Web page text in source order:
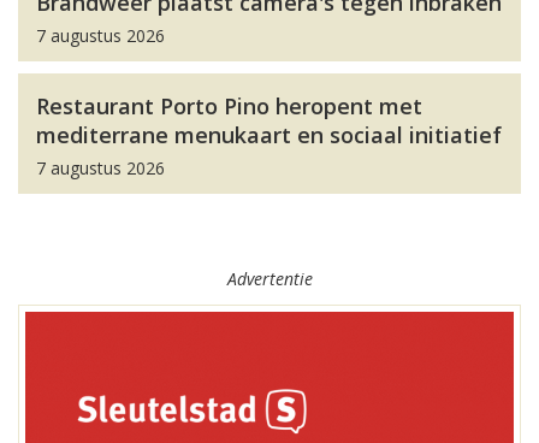
7 augustus 2026
Restaurant Porto Pino heropent met
mediterrane menukaart en sociaal initiatief
7 augustus 2026
Advertentie